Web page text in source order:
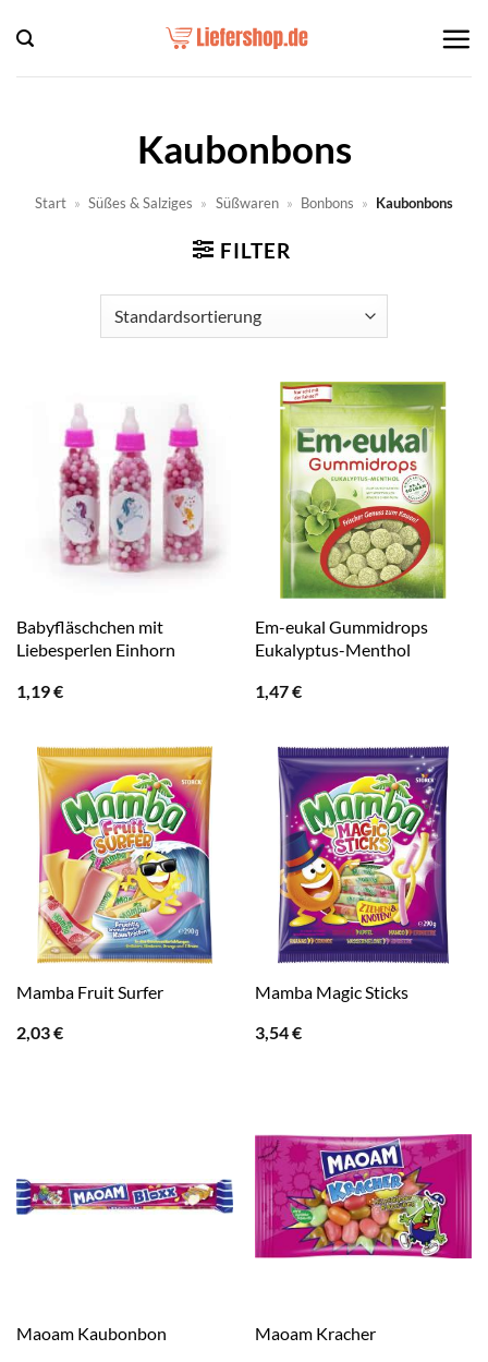
Inhalt
springen
Kaubonbons
Start » Süßes & Salziges » Süßwaren » Bonbons » Kaubonbons
FILTER
Babyfläschchen mit
Liebesperlen Einhorn
1,19€
Em-eukal Gummidrops
Eukalyptus-Menthol
1,47€
Mamba Fruit Surfer
2,03€
Mamba Magic Sticks
3,54€
Maoam Kaubonbon
Maoam Kracher